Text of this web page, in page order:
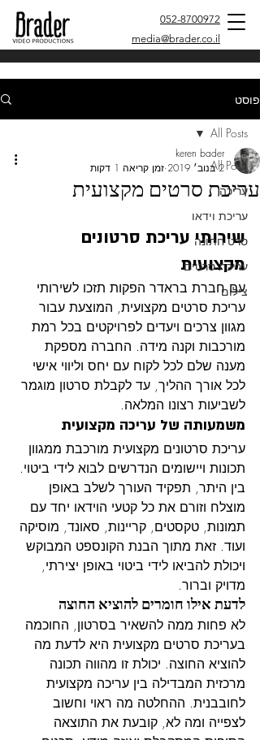
052-8700972
media@brader.co.il
פוסט
All Posts
עריכה
עריכת וידאו
סרט חתונה
עריכת סרטים
צילום
All Posts
עריכת סרטים מקצועית
keren bader
2 בנוב׳ 2019
זמן קריאה 1 דקות
שירותי עריכת סרטונים
מקצועית
עם חברת בראדר הפקות תזכו לשירותי
עריכת סרטים מקצועית, המוצעת עבור
מגוון צרכים ויעדים לפרויקטים בכל רמת
מורכבות וקנה מידה. החברה מספקת
מענה שלם לכל לקוח עם יחס וליווי אישי
לכל אורך ההליך, עד לקבלת סרטון מוגמר
לשביעות רצונו המלאה.
משמעותה של עריכה מקצועית
עריכת סרטונים מקצועית מורכבת ממגוון
תכונות ויישומים הנדרשים לבוא לידי ביטוי.
בין היתר, תפקיד העורך לשלב באופן
מוצלח וזורם את כל קטעי הוידאו יחד עם
תמונות, טקסטים, קריינות, סאונד, מוסיקה
ועוד. זאת מתוך הבנת הקונספט המבוקש
ויכולת להביאו לידי ביטוי באופן יצירתי,
מדויק וברור.
לדעת אילו חומרים להוציא החוצה
לא פחות ממה להשאיר בסרטון, החוכמה
בעריכת סרטים מקצועית היא לדעת מה
להוציא החוצה. יכולת זו מהווה תכונה
מרכזית המבדילה בין עריכה מקצועית
לחובבנית. ההחלטה מה ראוי וחשוב
לצפייה ומה לא, קובעת את התוצאה